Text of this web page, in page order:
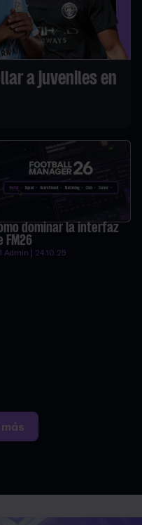
a juveniles en
dominar la interfaz
FM26
Admin | 24.10.25